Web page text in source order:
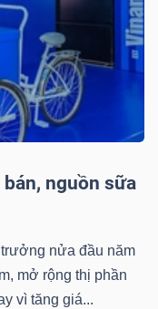
nguồn sữa
nửa đầu năm
mở rộng thị phần
vì tăng giá...